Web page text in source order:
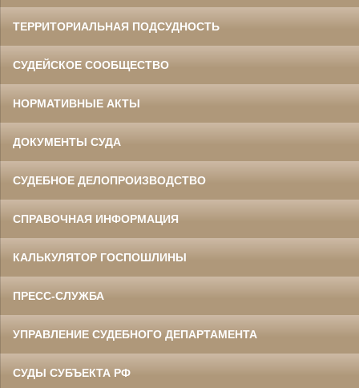
ТЕРРИТОРИАЛЬНАЯ ПОДСУДНОСТЬ
СУДЕЙСКОЕ СООБЩЕСТВО
НОРМАТИВНЫЕ АКТЫ
ДОКУМЕНТЫ СУДА
СУДЕБНОЕ ДЕЛОПРОИЗВОДСТВО
СПРАВОЧНАЯ ИНФОРМАЦИЯ
КАЛЬКУЛЯТОР ГОСПОШЛИНЫ
ПРЕСС-СЛУЖБА
УПРАВЛЕНИЕ СУДЕБНОГО ДЕПАРТАМЕНТА
СУДЫ СУБЪЕКТА РФ